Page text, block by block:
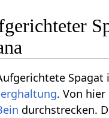
. Von hier
durchstrecken.